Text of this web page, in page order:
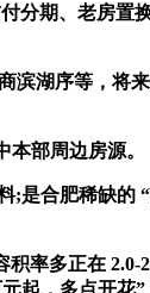
分期、老房置
湖序等，将
部周边房源。
是合肥稀缺的
率多正在 2.0-
起，多点开花”